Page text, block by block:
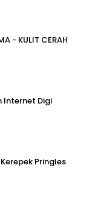
- KULIT CERAH
Internet Digi
Pringles